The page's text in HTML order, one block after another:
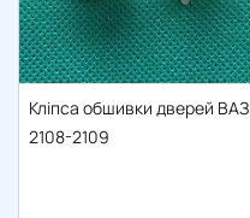
Кліпса обшивки дверей ВАЗ
2108-2109